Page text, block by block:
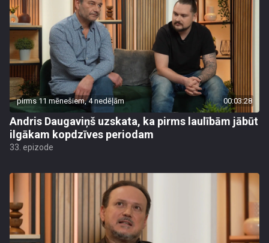
pirms 11 mēnešiem, 4 nedēļām 00:03:28
Andris Daugaviņš uzskata, ka pirms laulībām jābūt
ilgākam kopdzīves periodam
33. epizode